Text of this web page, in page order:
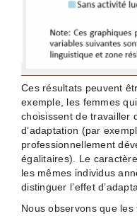
Ces résultats peuvent
exemple, les femmes
choisissent de travailler
d’adaptation (par
professionnellement
égalitaires). Le
les mêmes individus
distinguer l’effet
Nous observons que